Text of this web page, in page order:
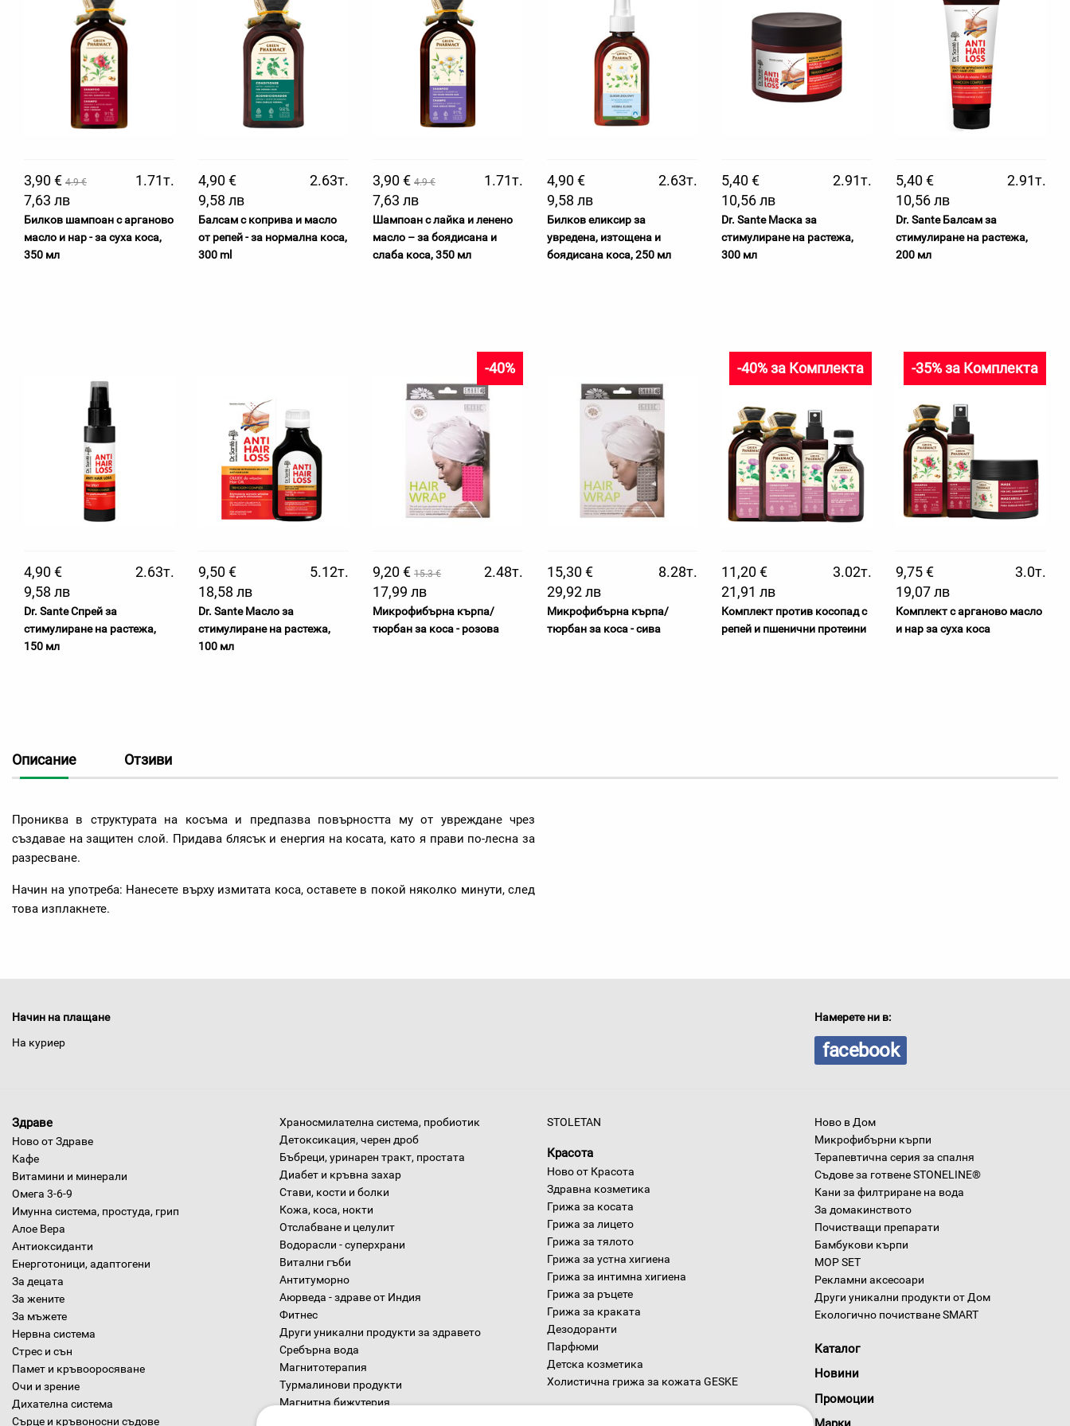
3,90 € 4.9 €
1.71т.
7,63 лв
Билков шампоан с арганово
масло и нар - за суха коса,
350 мл
4,90 €
2.63т.
9,58 лв
Балсам с коприва и масло
от репей - за нормална коса,
300 ml
3,90 € 4.9 €
1.71т.
7,63 лв
Шампоан с лайка и ленено
масло – за боядисана и
слаба коса, 350 мл
4,90 €
2.63т.
9,58 лв
Билков еликсир за
увредена, изтощена и
боядисана коса, 250 мл
5,40 €
2.91т.
10,56 лв
Dr. Sante Маска за
стимулиране на растежа,
300 мл
5,40 €
2.91т.
10,56 лв
Dr. Sante Балсам за
стимулиране на растежа,
200 мл
4,90 €
2.63т.
9,58 лв
Dr. Sante Спрей за
стимулиране на растежа,
150 мл
9,50 €
5.12т.
18,58 лв
Dr. Sante Масло за
стимулиране на растежа,
100 мл
9,20 € 15.3 €
-40%
2.48т.
17,99 лв
Микрофибърна кърпа/
тюрбан за коса - розова
15,30 €
8.28т.
29,92 лв
Микрофибърна кърпа/
тюрбан за коса - сива
-40% за Комплекта
11,20 €
3.02т.
21,91 лв
Комплект против косопад с
репей и пшенични протеини
-35% за Комплекта
9,75 €
3.0т.
19,07 лв
Комплект с арганово масло
и нар за суха коса
Описание Отзиви
Прониква в структурата на косъма и предпазва повърността му от увреждане чрез
създавае на защитен слой. Придава блясък и енергия на косата, като я прави по-лесна за
разресване.
Начин на употреба: Нанесете върху измитата коса, оставете в покой няколко минути, след
това изплакнете.
Начин на плащане
На куриер
Намерете ни в:
facebook
Здраве
Ново от Здраве
Кафе
Витамини и минерали
Омега 3-6-9
Имунна система, простуда, грип
Алое Вера
Антиоксиданти
Енерготоници, адаптогени
За децата
За жените
За мъжете
Нервна система
Стрес и сън
Памет и кръвооросяване
Очи и зрение
Дихателна система
Сърце и кръвоносни съдове
Храносмилателна система, пробиотик
Детоксикация, черен дроб
Бъбреци, уринарен тракт, простата
Диабет и кръвна захар
Стави, кости и болки
Кожа, коса, нокти
Отслабване и целулит
Водорасли - суперхрани
Витални гъби
Антитуморно
Аюрведа - здраве от Индия
Фитнес
Други уникални продукти за здравето
Сребърна вода
Магнитотерапия
Турмалинови продукти
Магнитна бижутерия
STOLETAN
Красота
Ново от Красота
Здравна козметика
Грижа за косата
Грижа за лицето
Грижа за тялото
Грижа за устна хигиена
Грижа за интимна хигиена
Грижа за ръцете
Грижа за краката
Дезодоранти
Парфюми
Детска козметика
Холистична грижа за кожата GESKE
Ново в Дом
Микрофибърни кърпи
Терапевтична серия за спалня
Съдове за готвене STONELINE®
Кани за филтриране на вода
За домакинството
Почистващи препарати
Бамбукови кърпи
MOP SET
Рекламни аксесоари
Други уникални продукти от Дом
Екологично почистване SMART
Каталог
Новини
Промоции